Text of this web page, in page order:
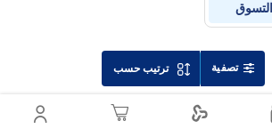
ترتيب حسب تصفية